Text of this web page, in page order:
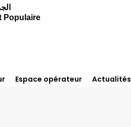
Populaire
Espace opérateur Actualités